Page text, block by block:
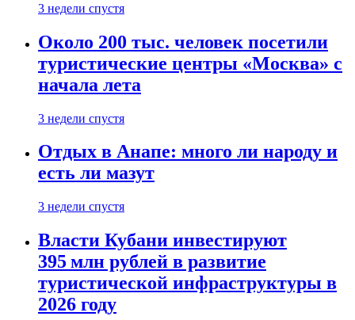
3 недели спустя
Около 200 тыс. человек посетили
туристические центры «Москва» с
начала лета
3 недели спустя
Отдых в Анапе: много ли народу и
есть ли мазут
3 недели спустя
Власти Кубани инвестируют
395 млн рублей в развитие
туристической инфраструктуры в
2026 году